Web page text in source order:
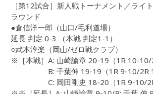
［第12試合］新人戦トーナメント／ライ
ラウンド
●倉信洋一郎（山口/毛利道場）
延長 判定 0-3 （本戦 判定1-1）
○武本淳楽（岡山/ゼロ戦クラブ）
※［本戦］A: 山崎諭章 20-19（1R 10-10/
B: 千葉伸 19-19（1R 9-10/2R
C: 岡田剛史 18-20（1R 9-10/2R